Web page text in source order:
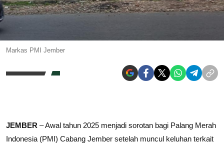
Markas PMI Jember
JEMBER – Awal tahun 2025 menjadi sorotan bagi Palang Merah
Indonesia (PMI) Cabang Jember setelah muncul keluhan terkait